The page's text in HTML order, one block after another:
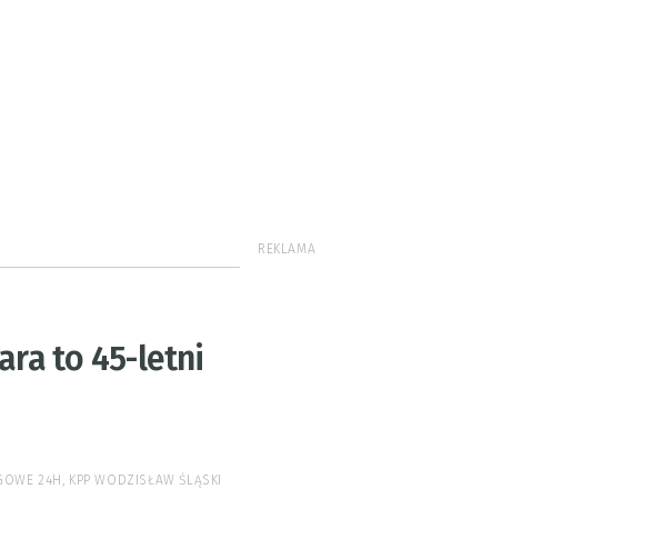
to 45-letni
24H, KPP WODZISŁAW ŚLĄSKI
REKLAMA